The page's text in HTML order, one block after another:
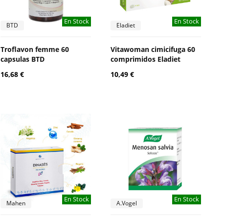
En Stock
BTD
Troflavon femme 60
capsulas BTD
16,68 €
En Stock
Eladiet
Vitawoman cimicifuga 60
comprimidos Eladiet
10,49 €
En Stock
Mahen En Stock
A.Vogel